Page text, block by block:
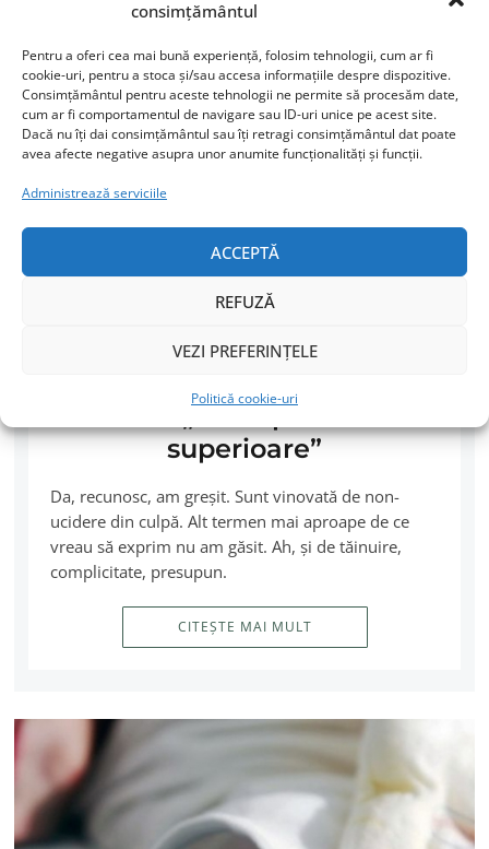
consimțământul
Pentru a oferi cea mai bună experiență, folosim tehnologii, cum ar fi
cookie-uri, pentru a stoca și/sau accesa informațiile despre dispozitive.
Consimțământul pentru aceste tehnologii ne permite să procesăm date,
cum ar fi comportamentul de navigare sau ID-uri unice pe acest site.
Dacă nu îți dai consimțământul sau îți retragi consimțământul dat poate
avea afecte negative asupra unor anumite funcționalități și funcții.
Administrează serviciile
ACCEPTĂ
REFUZĂ
VEZI PREFERINȚELE
Politică cookie-uri
CITEȘTE MAI MULT
mame „către primatele
superioare”
Da, recunosc, am greşit. Sunt vinovată de non-
ucidere din culpă. Alt termen mai aproape de ce
vreau să exprim nu am găsit. Ah, şi de tăinuire,
complicitate, presupun.
CITEȘTE MAI MULT